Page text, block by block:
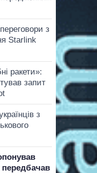
з
Starlink
ракети»:
запит
з
передбачав